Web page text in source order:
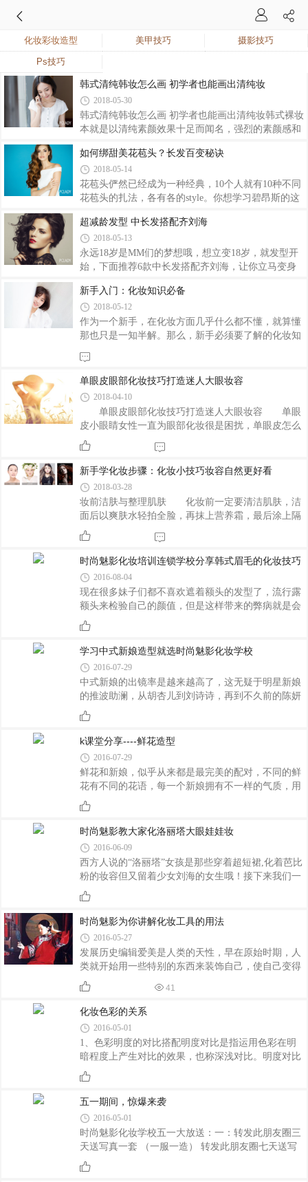
化妆彩妆造型 美甲技巧 摄影技巧
Ps技巧
韩式清纯韩妆怎么画 初学者也能画出清纯妆
2018-05-30
韩式清纯韩妆怎么画 初学者也能画出清纯妆韩式裸妆
本就是以清纯素颜效果十足而闻名，强烈的素颜感和
彩妆达人推荐韩式清新裸妆画法，初学者也能画出清
纯妆。 韩式清纯韩妆怎么画 初学者也能画出清纯
妆 韩式裸妆本就是以清纯素颜效果十足而闻名，
强烈的素颜感和清透的底妆都让女生显得更加的小清
学者也能画出清纯妆。 STEP1：用BB霜为面部做
好打底的工作之后，再用浅米色的眼影晕染眼部，在
白色线内的区域，这是为了给整个眼窝提亮，
如何绑甜美花苞头？长发百变秘诀
2018-05-14
花苞头俨然已经成为一种经典，10个人就有10种不同
花苞头的扎法，各有各的style。你想学习碧昂斯的这
骤吧，就算你是顺直的长发也能变身蓬松花苞头哦！
超减龄发型 中长发搭配齐刘海
2018-05-13
永远18岁是MM们的梦想哦，想立变18岁，就发型开
始，下面推荐6款中长发搭配齐刘海，让你立马变身
新手入门：化妆知识必备
2018-05-12
作为一个新手，在化妆方面几乎什么都不懂，就算懂
那也只是一知半解。那么，新手必须要了解的化妆知
单眼皮眼部化妆技巧打造迷人大眼妆容
2018-04-10
单眼皮眼部化妆技巧打造迷人大眼妆容 单眼
皮小眼睛女性一直为眼部化妆很是困扰，单眼皮怎么
化眼妆好看呢?大眼妆容能瞬间提升女性的颜值分
数。下面，小编教大家简单5步的单眼皮化妆技巧。
助你轻松拥有迷人大眼。 单眼皮化妆技巧 技
巧1：打造层次感受 单眼皮怎么化妆好看呢?单眼
皮的女生的眼部化妆时，尽量打造出有层次的感受，
眼睛小如果不注重层次感很容易凸显出小眼睛的缺
陷。所以，单眼皮的在画眼影的时候，可以适当的掌
握好层次感的进行涂抹，这样能起到增大眼部的效
使用
新手学化妆步骤：化妆小技巧妆容自然更好看
2018-03-28
妆前洁肤与整理肌肤 化妆前一定要清洁肌肤，洁
面后以爽肤水轻拍全脸，再抹上营养霜，最后涂上隔
离保护霜使肌肤表面滋润并形成薄膜，有效隔离紫外
线及化妆品粉垢。 粉底 1、选择与自已肤色
接近的粉底液，用海棉在全脸、耳朵及脖子上均匀抹
匀。 2、抹上粉底液后，再用粉扑扑上一层干
粉，令妆容持久不易脱落。 眉毛修饰 先拔除
多余杂毛，再用眉笔把眉形淡淡勾出，注意色彩均
匀，眉头最浅，眉尾次深，但由深至浅不要有明显的
痕迹，这样眉毛才自然立体。[点击查看原图] 眼
时尚魅影化妆培训连锁学校分享韩式眉毛的化妆技巧
2016-08-04
现在很多妹子们都不喜欢遮着额头的发型了，流行露
额头来检验自己的颜值，但是这样带来的弊病就是会
让自己的妆容毫无保留的暴露在人们的视线范围内，
尤其是明显的眉妆造型，那么怎样打造眉形让自己的
妆容更加完美呢?下面小编就分享一下韩式眉形的化
妆技巧。 看看男神收割机朴信惠的妆，似有
似无，给人纯纯的感觉。 而且她的眉毛也是
韩式的平眉，淡淡的晕染开。 眉毛好看的还
有郑秀晶，她也属于眉形漂亮简简单单画就可以
的。 允儿的眉毛平时画的很好看，略粗一点
学习中式新娘造型就选时尚魅影化妆学校
2016-07-29
中式新娘的出镜率是越来越高了，这无疑于明星新娘
的推波助澜，从胡杏儿到刘诗诗，再到不久前的陈妍
希，她们都在出门造型中，选择了典雅的中式造型，
东方新娘中式是逃不过的情结。今天我们就一起来看
看时尚魅影化妆连锁学校这些美腻的古典新娘造型
吧！学习中国风的新娘造型 就到时尚魅影化妆学校
，下期新生班开课时间是8月10日，欢迎各位朋友前
来咨询。全国免费热线：400-6869-822 0379-
63625352QQ:1002377558网址：
WWW.SSMYHZXX.COM地址：洛阳市西工区中州中
k课堂分享----鲜花造型
2016-07-29
鲜花和新娘，似乎从来都是最完美的配对，不同的鲜
花有不同的花语，每一个新娘拥有不一样的气质，用
馥郁的花香来诠释百变的新娘，以新娘的优雅赞颂鲜
花的芬芳！想要学习专业的化妆技术就到时尚魅影化
妆学校 ，下期新生班开课时间是8月10日，欢迎各位
朋友前来咨询。全国免费热线：400-6869-822 0379-
63625352QQ:1002377558 1227595884网址：
WWW.SSMYHZXX.COM地址：洛阳市西工区中州中
路与影院街交叉口星宝大厦六楼
时尚魅影教大家化洛丽塔大眼娃娃妆
2016-06-09
西方人说的“洛丽塔”女孩是那些穿着超短裙,化着芭比
粉的妆容但又留着少女刘海的女生哦！接下来我们一
起来学习一下洛丽塔大眼娃娃妆吧~下面由小编为大
家带来梦幻娃娃般的大眼睛第一步：画眉使用爱丽小
屋双头旋转眉笔，先用眉笔框出眉形，娃娃风格的妆
容，眉毛可以不用太粗，但需要是特别减龄的平眉。
第二步：接着用眉笔填满眉毛，注意眉头浅，眉尾
深。画的时候眉头先不画，填充眉中和眉尾后，用螺
旋刷刷顺眉毛，自然过渡即可。第三步：眼影是
NARS限量色，珠光米色眼影用手指指腹沾取，大面
时尚魅影为你讲解化妆工具的用法
2016-05-27
发展历史编辑爱美是人类的天性，早在原始时期，人
类就开始用一些特别的东西来装饰自己，使自己变得
更加美丽。考古学家曾在原始人类的遗址上发现用小
石子、贝壳或兽牙等物制作而成的美丽的串珠，用于
装饰；在洞穴壁画上发现了美容化妆的痕迹。了解一
些过去的东西，也许会对你的生活有好处！用自己的
感受，体会一下“以史为镜”的涵义！据说画眉之风起
于战国，在还没有特定的画眉材料之前，妇女用柳枝
烧焦后涂在眉毛上。古代妇女画眉所用的材料，随着
时代的发展而变化。从文古代女子化妆献记载来看，
41
化妆色彩的关系
2016-05-01
1、色彩明度的对比搭配明度对比是指运用色彩在明
暗程度上产生对比的效果，也称深浅对比。明度对比
有强弱之分。强对比颜色间的反差大，对比强烈，产
生明显的凹凸效果，如黑色与白色对比。弱对比则淡
雅含蓄，比较自然柔和，如浅灰色与白色对比，淡粉
色与淡黄色对比，紫色与深蓝色对比。化妆中色彩运
用明度对比进行搭配，能使平淡的五官显得醒目，具
有立体感。2、色彩纯度对比的搭配纯度对比是指由
于色彩纯度的区别而形成的色彩对比效果。纯度越
高，色彩越鲜明，对比越强烈，妆面效果明艳、跳
五一期间，惊爆来袭
2016-05-01
时尚魅影化妆学校五一大放送：一：转发此朋友圈三
天送写真一套 （一服一造） 转发此朋友圈七天送写
真一套 （三服三造）二：积攒玫瑰20个 1、 送化妆
课程七天 2、送美甲造型一次或化妆造型一次三：韩